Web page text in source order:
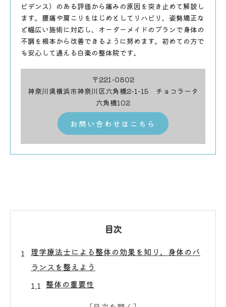
ビデンス）のある評価から痛みの原因を突き止めて解説し
ます。腰痛や肩こりをはじめとしてリハビリ、姿勢矯正な
ど幅広い施術に対応し、オーダーメイドのプランで身体の
不調を根本から改善できるように努めます。初めての方で
も安心して通える白楽の整体院です。
〒221-0802
神奈川県横浜市神奈川区六角橋2-1-15 チョコラータ
六角橋102
お問い合わせはこちら
目次
理学療法士による整体の効果を知り、身体のバ
ランスを整えよう
整体の重要性
身体のバランスを改善する整体の役割